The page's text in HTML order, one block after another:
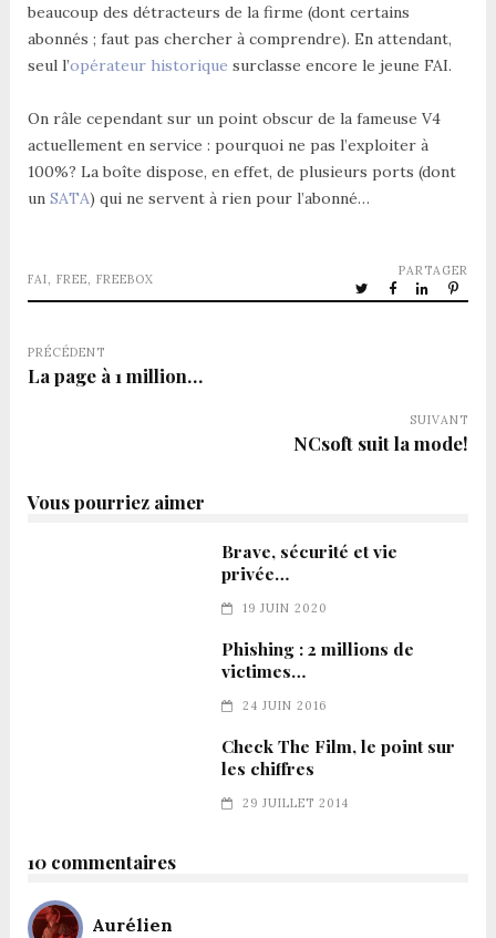
beaucoup des détracteurs de la firme (dont certains
abonnés ; faut pas chercher à comprendre). En attendant,
seul l’opérateur historique surclasse encore le jeune FAI.
On râle cependant sur un point obscur de la fameuse V4
actuellement en service : pourquoi ne pas l’exploiter à
100%? La boîte dispose, en effet, de plusieurs ports (dont
un SATA) qui ne servent à rien pour l’abonné…
FAI, FREE, FREEBOX
PARTAGER
PRÉCÉDENT
La page à 1 million…
SUIVANT
NCsoft suit la mode!
Vous pourriez aimer
Brave, sécurité et vie
privée…
19 JUIN 2020
Phishing : 2 millions de
victimes…
24 JUIN 2016
Check The Film, le point sur
les chiffres
29 JUILLET 2014
10 commentaires
Aurélien